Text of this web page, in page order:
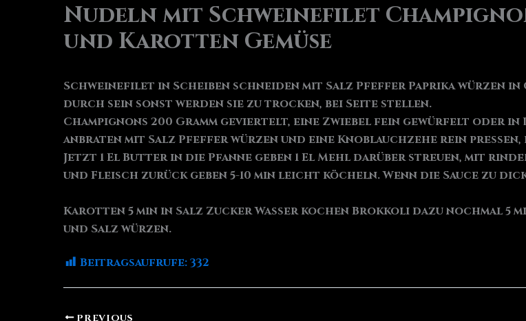
Nudeln mit Schweinefilet
und Karotten Gemüse
Schweinefilet in Scheiben schneiden mit Salz Pfeffer Paprika würzen
durch sein sonst werden sie zu trocken, bei Seite stellen.
Champignons 200 Gramm geviertelt, eine Zwiebel fein gewürfelt oder
anbraten mit Salz Pfeffer würzen und eine Knoblauchzehe rein
Jetzt 1 El Butter in die Pfanne geben 1 El Mehl darüber streuen, mit
und Fleisch zurück geben 5-10 min leicht köcheln. Wenn die Sauce zu
Karotten 5 min in Salz Zucker Wasser kochen Brokkoli dazu nochmal 5
und Salz würzen.
Beitragsaufrufe:332
PREVIOUS